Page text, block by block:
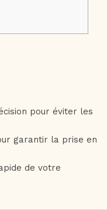
pour éviter les
garantir la prise en
de votre